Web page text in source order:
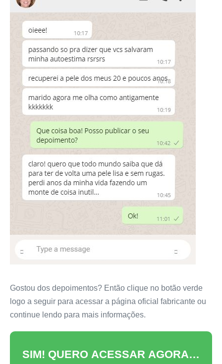
Gostou dos depoimentos? Então clique no botão verde
logo a seguir para acessar a página oficial fabricante ou
continue lendo para mais informações.
SIM! QUERO ACESSAR AGORA…